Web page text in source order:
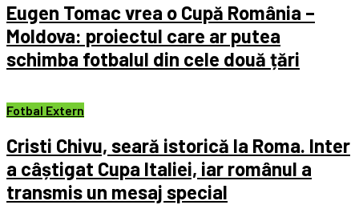
Eugen Tomac vrea o Cupă România –
Moldova: proiectul care ar putea
schimba fotbalul din cele două țări
Fotbal Extern
Cristi Chivu, seară istorică la Roma. Inter
a câștigat Cupa Italiei, iar românul a
transmis un mesaj special